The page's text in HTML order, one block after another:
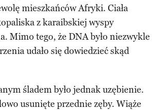
mieszkańców Afryki. Ciała
z karaibskiej wyspy
Mimo tego, że DNA było niezwykle
udało się dowiedzieć skąd
śladem było jednak uzębienie.
usunięte przednie zęby. Wiąże